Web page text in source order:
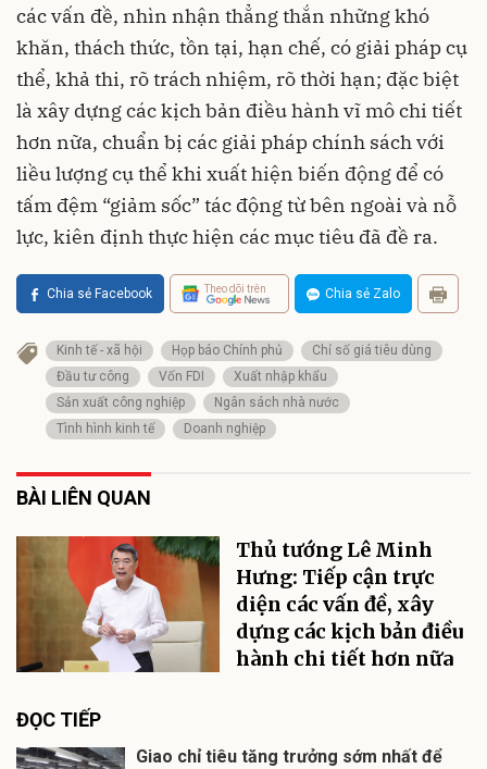
các vấn đề, nhìn nhận thẳng thắn những khó
khăn, thách thức, tồn tại, hạn chế, có giải pháp cụ
thể, khả thi, rõ trách nhiệm, rõ thời hạn; đặc biệt
là xây dựng các kịch bản điều hành vĩ mô chi tiết
hơn nữa, chuẩn bị các giải pháp chính sách với
liều lượng cụ thể khi xuất hiện biến động để có
tấm đệm “giảm sốc” tác động từ bên ngoài và nỗ
lực, kiên định thực hiện các mục tiêu đã đề ra.
Chia sẻ Facebook Theo dõi trên Chia sẻ Zalo
Kinh tế - xã hội Họp báo Chính phủ
Chỉ số giá tiêu dùng
Đầu tư công
Vốn FDI
Xuất nhập khẩu
Sản xuất công nghiệp
Ngân sách nhà nước
Tình hình kinh tế
Doanh nghiệp
BÀI LIÊN QUAN
Thủ tướng Lê Minh
Hưng: Tiếp cận trực
diện các vấn đề, xây
dựng các kịch bản điều
hành chi tiết hơn nữa
ĐỌC TIẾP
Giao chỉ tiêu tăng trưởng sớm nhất để